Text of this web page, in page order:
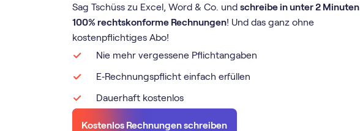
Sag Tschüss zu Excel, Word & Co. und schreibe in unter 2 Minuten
100% rechtskonforme Rechnungen! Und das ganz ohne
kostenpflichtiges Abo!
Nie mehr vergessene Pflichtangaben
E‑Rechnungspflicht einfach erfüllen
Dauerhaft kostenlos
Kostenlos Rechnungen schreiben